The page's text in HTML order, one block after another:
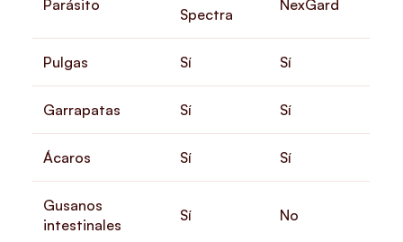
Parásito
Spectra
NexGard
Pulgas Sí Sí
Garrapatas Sí Sí
Ácaros Sí Sí
Gusanos
intestinales
Sí No